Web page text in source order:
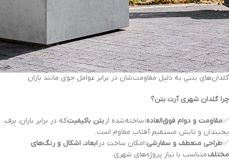
گلدان‌های بتنی به دلیل مقاومت‌شان در برابر عوامل جوی مانند باران
چرا گلدان شهری آرت بتن؟
✅مقاومت و دوام فوق‌العاده:ساخته‌شده ازبتن باکیفیتکه در برابر باران، برف،
یخبندان و تابش مستقیم آفتاب مقاوم است.
✅طراحی منعطف و سفارشی:امکان ساخت درابعاد، اشکال و رنگ‌های
مختلفمتناسب با نیاز پروژه‌های شهری.